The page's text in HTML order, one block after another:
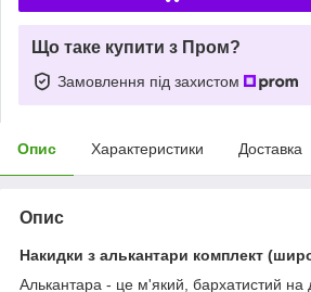
Що таке купити з Пром?
Замовлення під захистом
Опис Характеристики Доставка
Опис
Накидки з алькантари комплект
Алькантара - це м'який, бархатистий на